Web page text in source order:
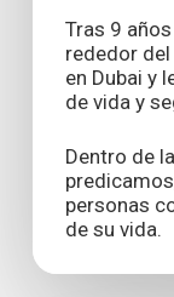
Tras 9
rededor
en Dubai y
de vida y
Dentro de
personas
de su vida.